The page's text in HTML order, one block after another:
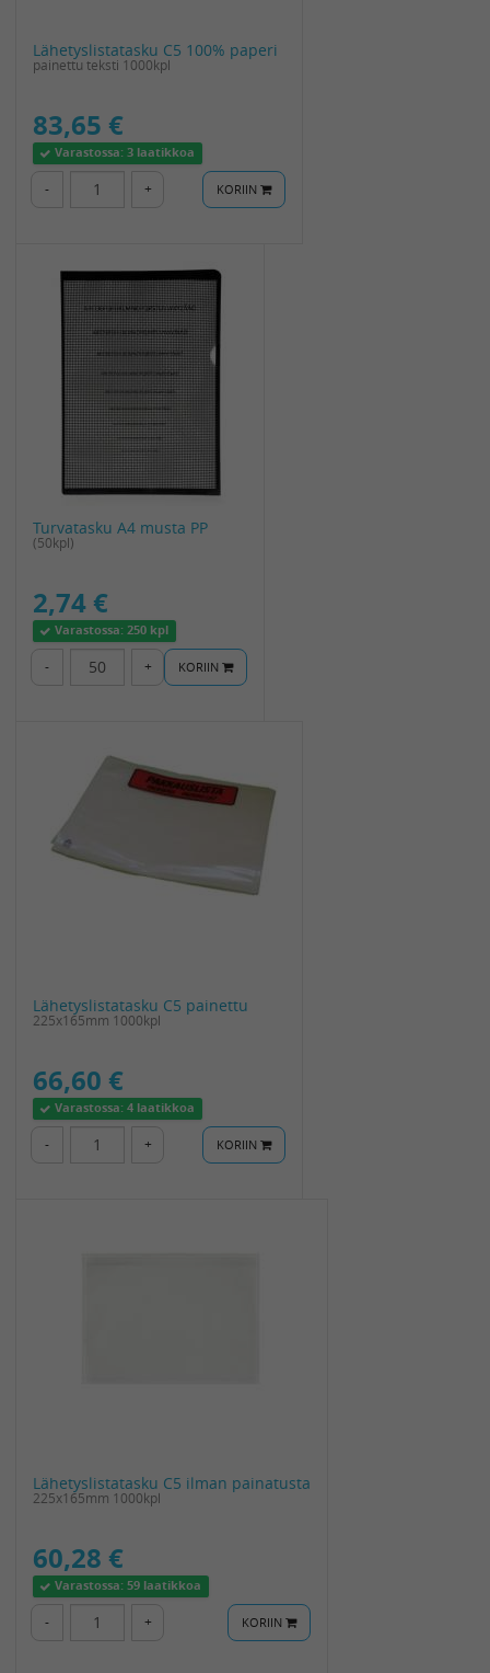
Lähetyslistatasku C5 100% paperi
painettu teksti 1000kpl
83,65 €
Varastossa:3 laatikkoa
- + KORIIN
Turvatasku A4 musta PP
(50kpl)
2,74 €
Varastossa:250 kpl
- + KORIIN
Lähetyslistatasku C5 painettu
225x165mm 1000kpl
66,60 €
Varastossa:4 laatikkoa
- + KORIIN
Lähetyslistatasku C5 ilman painatusta
225x165mm 1000kpl
60,28 €
Varastossa:59 laatikkoa
- + KORIIN